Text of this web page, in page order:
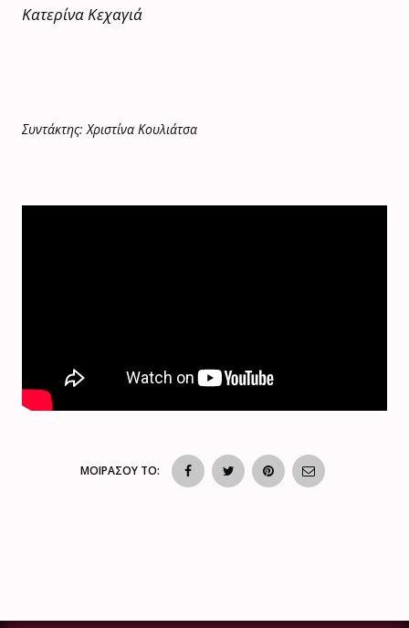
Κατερίνα Κεχαγιά
Συντάκτης: Χριστίνα Κουλιάτσα
ΜΟΙΡΑΣΟΥ ΤΟ: